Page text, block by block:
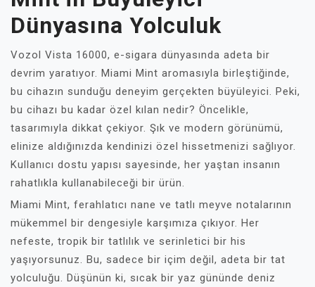
Dünyasına Yolculuk
Vozol Vista 16000, e-sigara dünyasında adeta bir
devrim yaratıyor. Miami Mint aromasıyla birleştiğinde,
bu cihazın sunduğu deneyim gerçekten büyüleyici. Peki,
bu cihazı bu kadar özel kılan nedir? Öncelikle,
tasarımıyla dikkat çekiyor. Şık ve modern görünümü,
elinize aldığınızda kendinizi özel hissetmenizi sağlıyor.
Kullanıcı dostu yapısı sayesinde, her yaştan insanın
rahatlıkla kullanabileceği bir ürün.
Miami Mint, ferahlatıcı nane ve tatlı meyve notalarının
mükemmel bir dengesiyle karşımıza çıkıyor. Her
nefeste, tropik bir tatlılık ve serinletici bir his
yaşıyorsunuz. Bu, sadece bir içim değil, adeta bir tat
yolculuğu. Düşünün ki, sıcak bir yaz gününde deniz